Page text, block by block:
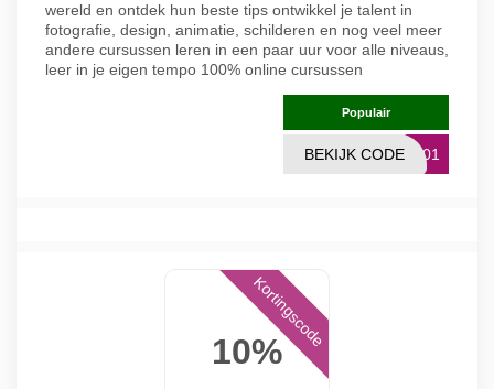
wereld en ontdek hun beste tips ontwikkel je talent in
fotografie, design, animatie, schilderen en nog veel meer
andere cursussen leren in een paar uur voor alle niveaus,
leer in je eigen tempo 100% online cursussen
Populair
1001
BEKIJK CODE
10%
Kortingscode